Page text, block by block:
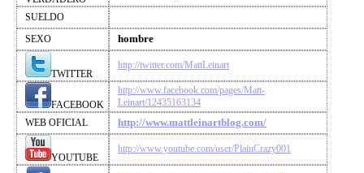
SUELDO
SEXO
hombre
TWITTER
http://twitter.com/MattLeinart
FACEBOOK
http://www.facebook.com/pages/Matt-
Leinart/12435163134
WEB OFICIAL
http://www.mattleinartblog.com/
YOUTUBE
http://www.youtube.com/user/PlainCrazy001